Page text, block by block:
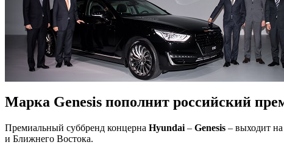
Марка Genesis пополнит российский
Премиальный суббренд концерна Hyundai – Genesis – выходит
и Ближнего Востока.